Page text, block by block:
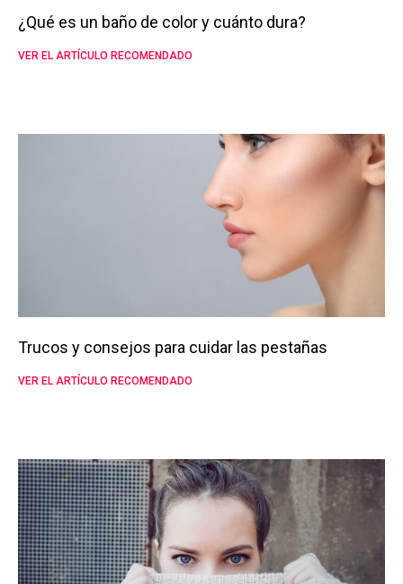
¿Qué es un baño de color y cuánto dura?
VER EL ARTÍCULO RECOMENDADO
Trucos y consejos para cuidar las pestañas
VER EL ARTÍCULO RECOMENDADO